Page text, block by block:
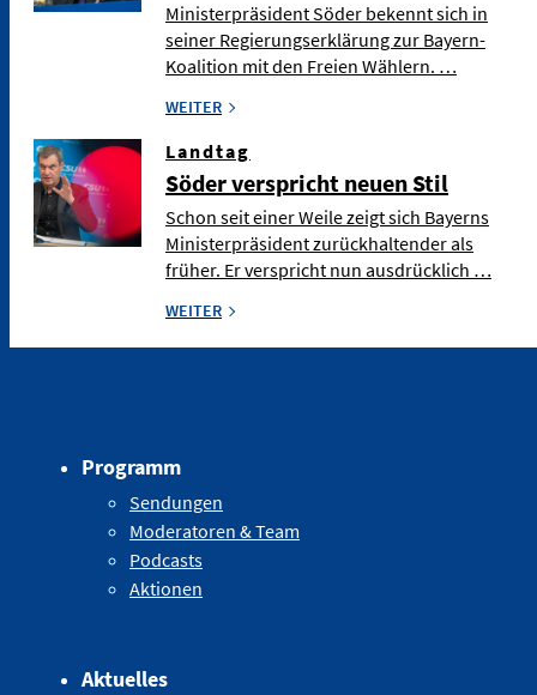
Ministerpräsident Söder bekennt sich in
seiner Regierungserklärung zur Bayern-
Koalition mit den Freien Wählern. …
WEITER
Landtag
Söder verspricht neuen Stil
Schon seit einer Weile zeigt sich Bayerns
Ministerpräsident zurückhaltender als
früher. Er verspricht nun ausdrücklich …
WEITER
Programm
Sendungen
Moderatoren & Team
Podcasts
Aktionen
Aktuelles